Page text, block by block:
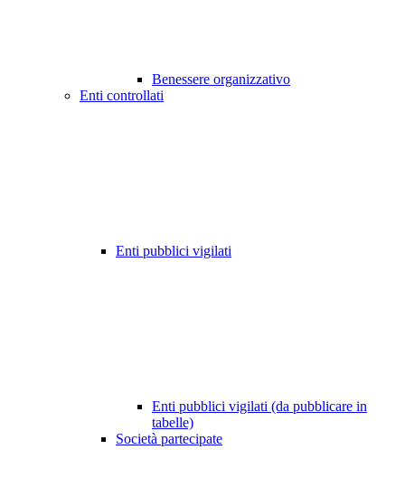
Benessere organizzativo
Enti controllati
Enti pubblici vigilati
Enti pubblici vigilati (da pubblicare in
tabelle)
Società partecipate